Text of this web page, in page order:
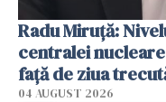
Radu Miruţă:
centralei
faţă de ziua
04 AUGUST 2026